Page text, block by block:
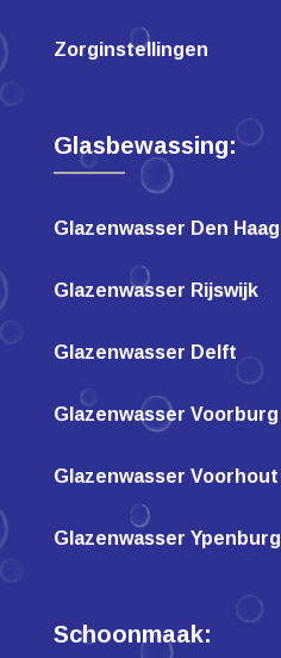
Zorginstellingen
Glasbewassing:
Glazenwasser Den Haag
Glazenwasser Rijswijk
Glazenwasser Delft
Glazenwasser Voorburg
Glazenwasser Voorhout
Glazenwasser Ypenburg
Schoonmaak: